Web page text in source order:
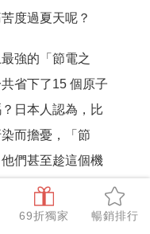
69折獨家 暢銷排行
度過夏天呢？
強的「節電之
省下了15 個原子
日本人認為，比
而擔憂，「節
們甚至趁這個機
師和省電基金會
康共處，比以前